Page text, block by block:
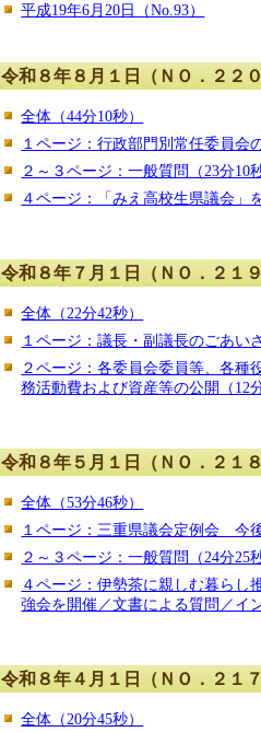
平成19年6月20日（No.93）
令和８年８月１日（ＮＯ．２２０
全体（44分10秒）
１ページ：行政部門別常任委員会
２～３ページ：一般質問（23分10秒
４ページ：「みえ高校生県議会」
令和８年７月１日（ＮＯ．２１９
全体（22分42秒）
１ページ：議長・副議長のごあい
２ページ：各委員会委員等、各種
務活動費および資産等の公開（12分
令和８年５月１日（ＮＯ．２１８
全体（53分46秒）
１ページ：三重県議会定例会 今
２～３ページ：一般質問（24分25秒
４ページ：伊勢茶に親しむ暮らし
強会を開催／文書による質問／イ
令和８年４月１日（ＮＯ．２１７
全体（20分45秒）